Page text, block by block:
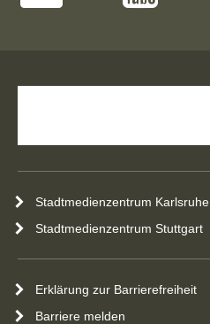
Stadtmedienzentrum Karlsruhe
Stadtmedienzentrum Stuttgart
Erklärung zur Barrierefreiheit
Barriere melden